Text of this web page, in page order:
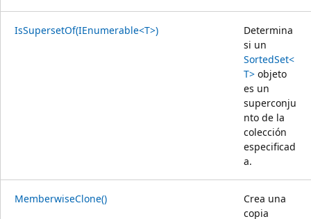
IsSupersetOf(IEnumerable<T>)
Determina
si un
SortedSet<
T> objeto
es un
superconju
nto de la
colección
especificad
a.
MemberwiseClone()
Crea una
copia